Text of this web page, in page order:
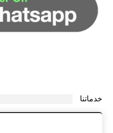
خدماتنا